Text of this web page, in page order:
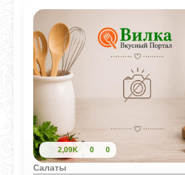
2,09K 0 0
Салаты